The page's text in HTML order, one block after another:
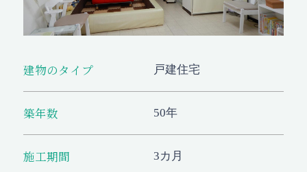
建物のタイプ 戸建住宅
築年数 50年
施工期間 3カ月